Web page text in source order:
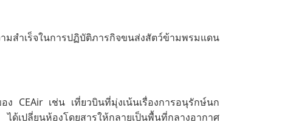
ำเร็จในการปฏิบัติภารกิจขนส่งสัตว์ข้ามพรมแดน
ง CEAir เช่น เที่ยวบินที่มุ่งเน้นเรื่องการอนุรักษ์นก
ปลี่ยนห้องโดยสารให้กลายเป็นพื้นที่กลางอากาศ